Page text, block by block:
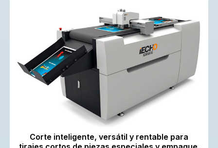
Corte inteligente, versátil y rentable para